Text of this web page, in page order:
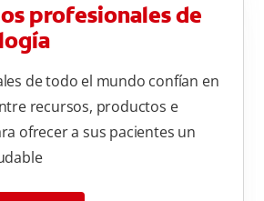
profesionales de
de todo el mundo confían en
recursos, productos e
ofrecer a sus pacientes un